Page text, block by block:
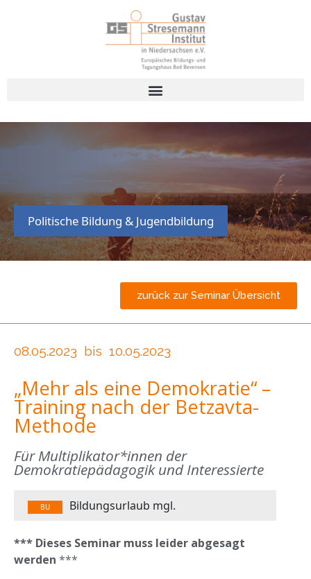
Politische Bildung & Jugendbildung
zurück zur Seminar Übersicht
08.05.2023 bis 10.05.2023
„Mehr als eine Demokratie“ –
Training nach der Betzavta-
Methode
Für Multiplikator*innen der
Demokratiepädagogik und Interessierte
BU Bildungsurlaub mgl.
*** Dieses Seminar muss leider abgesagt
werden ***